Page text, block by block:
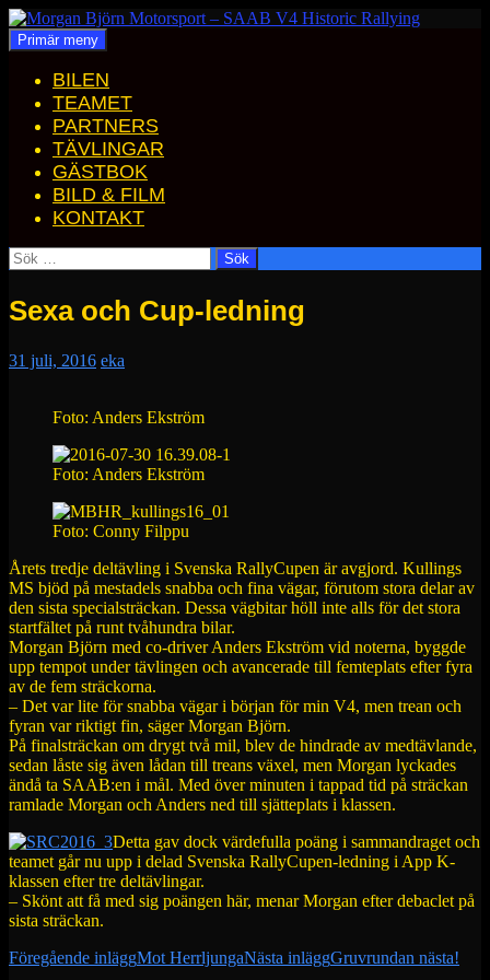
Hoppa
till
innehåll
Morgan Björn Motorsport – SAAB V4 Historic Rallying
Sök
Primär meny
BILEN
TEAMET
PARTNERS
TÄVLINGAR
GÄSTBOK
BILD & FILM
KONTAKT
Sök
efter:
Sexa och Cup-ledning
31 juli, 2016 eka
Foto: Anders Ekström
Foto: Anders Ekström
Foto: Conny Filppu
Årets tredje deltävling i Svenska RallyCupen är avgjord. Kullings
MS bjöd på mestadels snabba och fina vägar, förutom stora delar av
den sista specialsträckan. Dessa vägbitar höll inte alls för det stora
startfältet på runt tvåhundra bilar.
Morgan Björn med co-driver Anders Ekström vid noterna, byggde
upp tempot under tävlingen och avancerade till femteplats efter fyra
av de fem sträckorna.
– Det var lite för snabba vägar i början för min V4, men trean och
fyran var riktigt fin, säger Morgan Björn.
På finalsträckan om drygt två mil, blev de hindrade av medtävlande,
sedan låste sig även lådan till treans växel, men Morgan lyckades
ändå ta SAAB:en i mål. Med över minuten i tappad tid på sträckan
ramlade Morgan och Anders ned till sjätteplats i klassen.
Detta gav dock värdefulla poäng i sammandraget och
teamet går nu upp i delad Svenska RallyCupen-ledning i App K-
klassen efter tre deltävlingar.
– Skönt att få med sig poängen här, menar Morgan efter debaclet på
sista sträckan.
Inläggsnavigering
Föregående inläggMot HerrljungaNästa inläggGruvrundan nästa!